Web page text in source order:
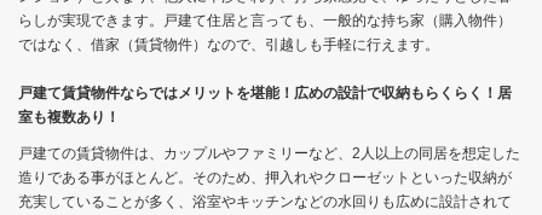
らしが実現できます。戸建て住居と言っても、一般的な持ち家（購入物件）
ではなく、借家（賃貸物件）なので、引越しも手軽に行えます。
戸建て賃貸物件ならではメリットを堪能！広めの設計で収納もらくらく！居
室も複数あり！
戸建ての賃貸物件は、カップルやファミリーなど、2人以上の同居を想定した
造りである事がほとんど。そのため、押入れやクローゼットといった収納が
充実していることが多く、浴室やキッチンなどの水回りも広めに設計されて